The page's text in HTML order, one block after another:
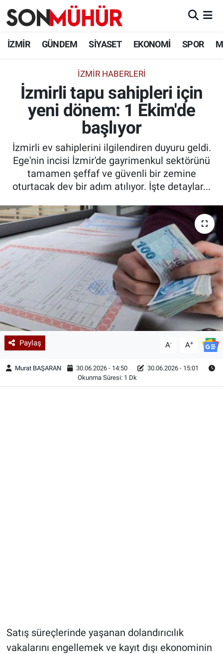
İZMİR GÜNDEM SİYASET EKONOMİ SPOR
İZMIR HABERLERI
İzmirli tapu sahipleri için
yeni dönem: 1 Ekim'de
başlıyor
İzmirli ev sahiplerini ilgilendiren duyuru geldi.
Ege'nin incisi İzmir'de gayrimenkul sektörünü
tamamen şeffaf ve güvenli bir zemine
oturtacak dev bir adım atılıyor. İşte detaylar...
Paylaş A- A+
Murat BAŞARAN 30.06.2026 - 14:50
30.06.2026 - 15:01
Okunma Süresi: 1 Dk
Satış süreçlerinde yaşanan dolandırıcılık
vakalarını engellemek ve kayıt dışı ekonominin
İzmir Nöbetçi Eczaneler
İzmir Namaz Vakitleri
İzmir Trafik Yoğunluk Haritası
Süper Lig Puan Durumu ve Fikstür
Tüm Manşetler
Son Dakika Haberleri
Haber Arşivi